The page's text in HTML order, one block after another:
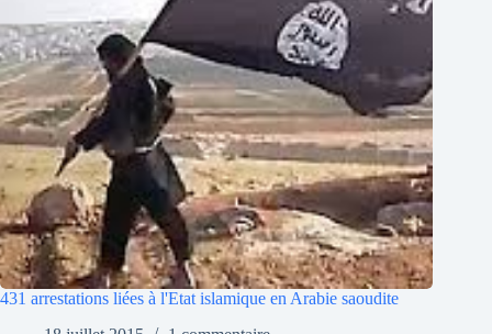
431 arrestations liées à l'Etat islamique en Arabie saoudite